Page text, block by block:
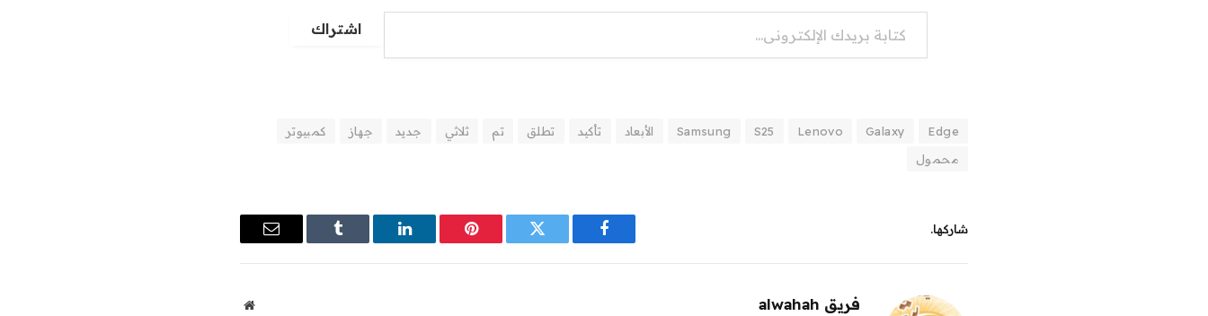
كتابة بريدك الإلكتروني...
اشتراك
Edge
Galaxy
Lenovo
S25
Samsung الأبعاد تأكيد تطلق تم ثلاثي جديد جهاز
كمبيوتر
محمول
شاركها.
فيسبوك تويتر بينتيريستلينكدإن Tumblr
البريد
فريق alwahah موقع